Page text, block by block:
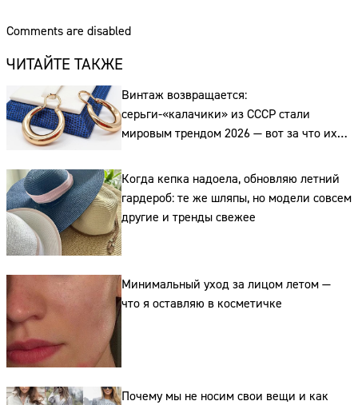
Comments are disabled
ЧИТАЙТЕ ТАКЖЕ
Винтаж возвращается:
серьги-«калачики» из СССР стали
мировым трендом 2026 — вот за что их
Когда кепка надоела, обновляю летний
гардероб: те же шляпы, но модели совсем
другие и тренды свежее
Минимальный уход за лицом летом —
что я оставляю в косметичке
Почему мы не носим свои вещи и как
Сайт:
Телефон: